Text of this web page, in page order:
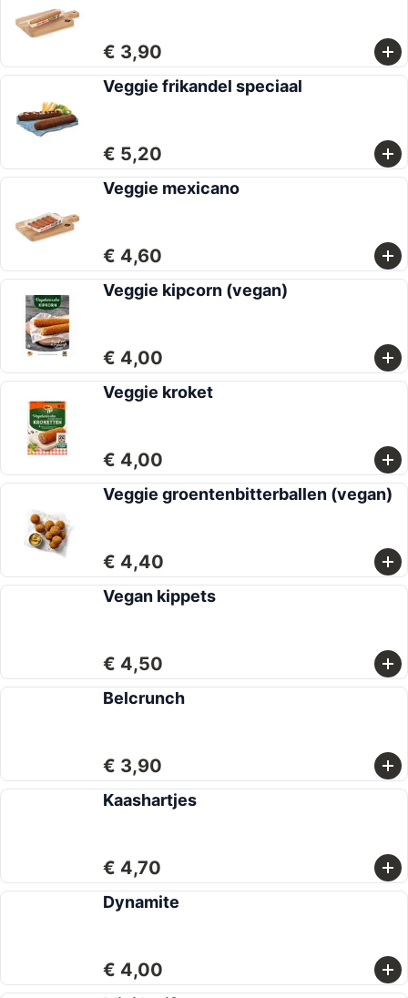
€ 3,90
Veggie frikandel speciaal
€ 5,20
Veggie mexicano
€ 4,60
Veggie kipcorn (vegan)
€ 4,00
Veggie kroket
€ 4,00
Veggie groentenbitterballen (vegan)
€ 4,40
Vegan kippets
€ 4,50
Belcrunch
€ 3,90
Kaashartjes
€ 4,70
Dynamite
€ 4,00